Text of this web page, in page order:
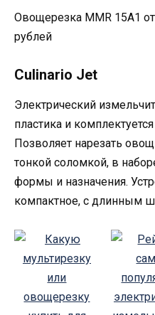
Овощерезка MMR 15A1
рублей
Culinario Jet
Электрический
пластика и
Позволяет нарезать
тонкой соломкой, в
формы и назначения.
компактное, с длинным